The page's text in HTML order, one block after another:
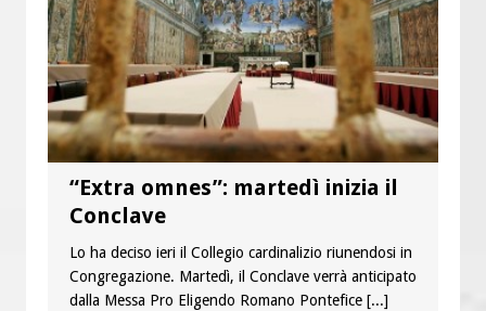
“Extra omnes”: martedì inizia il
Conclave
Lo ha deciso ieri il Collegio cardinalizio riunendosi in
Congregazione. Martedì, il Conclave verrà anticipato
dalla Messa Pro Eligendo Romano Pontefice [...]